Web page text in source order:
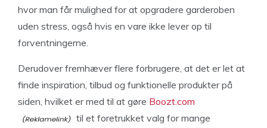
hvor man får mulighed for at opgradere garderoben
uden stress, også hvis en vare ikke lever op til
forventningerne.
Derudover fremhæver flere forbrugere, at det er let at
finde inspiration, tilbud og funktionelle produkter på
siden, hvilket er med til at gøre Boozt.com
til et foretrukket valg for mange